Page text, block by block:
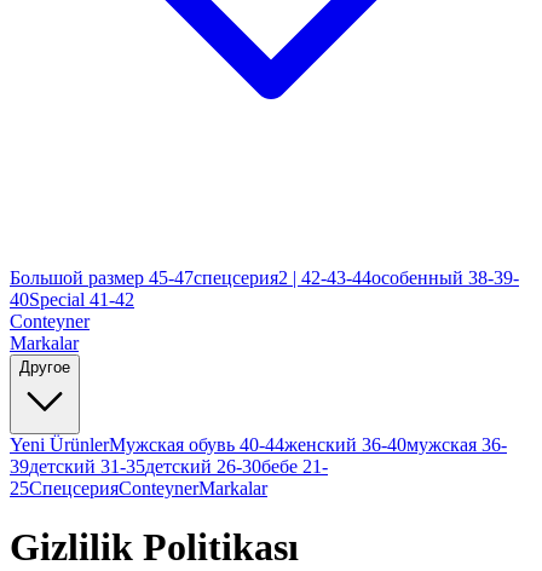
Большой размер 45-47спецсерия2 | 42-43-44особенный 38-39-
40Special 41-42
Conteyner
Markalar
Другое
Yeni ÜrünlerМужская обувь 40-44женский 36-40мужская 36-
39детский 31-35детский 26-30бебе 21-
25СпецсерияConteynerMarkalar
Gizlilik Politikası